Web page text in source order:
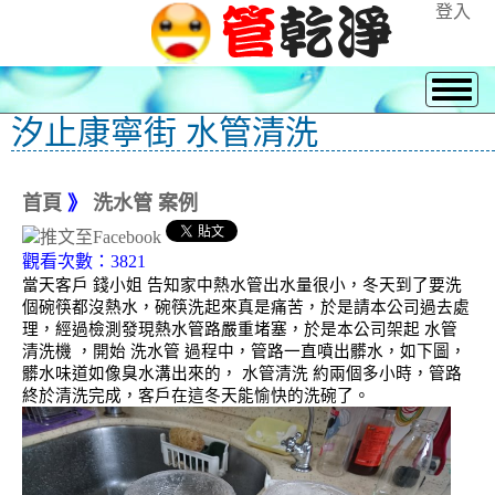
登入
汐止康寧街 水管清洗
首頁 》 洗水管 案例
觀看次數：3821
當天客戶 錢小姐 告知家中熱水管出水量很小，冬天到了要洗
個碗筷都沒熱水，碗筷洗起來真是痛苦，於是請本公司過去處
理，經過檢測發現熱水管路嚴重堵塞，於是本公司架起 水管
清洗機 ，開始 洗水管 過程中，管路一直噴出髒水，如下圖，
髒水味道如像臭水溝出來的， 水管清洗 約兩個多小時，管路
終於清洗完成，客戶在這冬天能愉快的洗碗了。